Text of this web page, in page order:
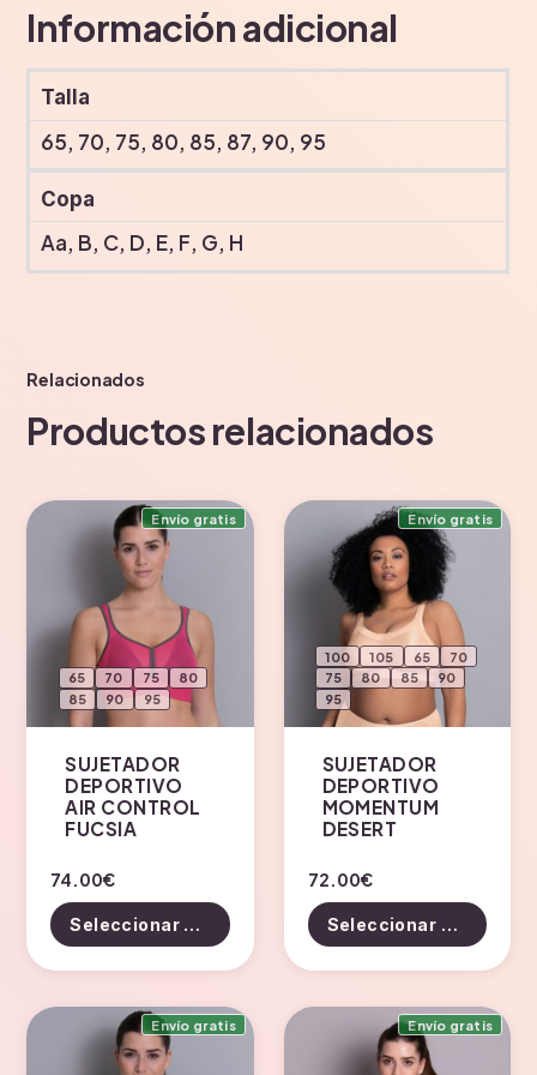
Información adicional
Talla
65, 70, 75, 80, 85, 87, 90, 95
Copa
Aa, B, C, D, E, F, G, H
Relacionados
Productos relacionados
Envío gratis
65 70 75
80
85
90 95
SUJETADOR
DEPORTIVO
AIR CONTROL
FUCSIA
74.00€
Seleccionar opciones
Este
producto
tiene
múltiples
opciones
Envío gratis
100 105 65
70
75
80 85
90
95
SUJETADOR
DEPORTIVO
MOMENTUM
DESERT
72.00€
Seleccionar opciones
Este
producto
tiene
múltiples
opciones
Envío gratis Envío gratis